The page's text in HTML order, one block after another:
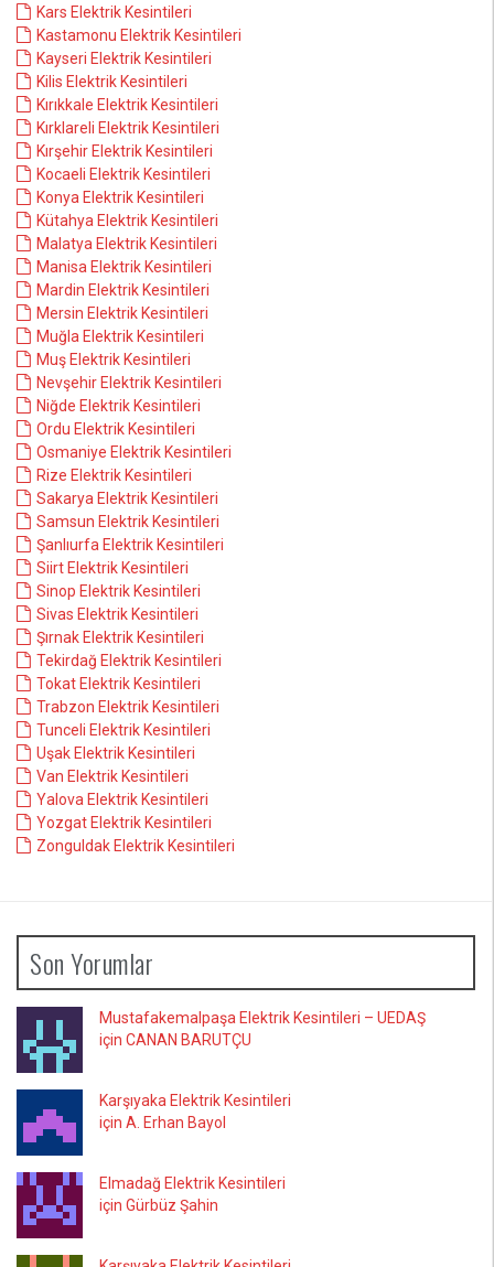
Kars Elektrik Kesintileri
Kastamonu Elektrik Kesintileri
Kayseri Elektrik Kesintileri
Kilis Elektrik Kesintileri
Kırıkkale Elektrik Kesintileri
Kırklareli Elektrik Kesintileri
Kırşehir Elektrik Kesintileri
Kocaeli Elektrik Kesintileri
Konya Elektrik Kesintileri
Kütahya Elektrik Kesintileri
Malatya Elektrik Kesintileri
Manisa Elektrik Kesintileri
Mardin Elektrik Kesintileri
Mersin Elektrik Kesintileri
Muğla Elektrik Kesintileri
Muş Elektrik Kesintileri
Nevşehir Elektrik Kesintileri
Niğde Elektrik Kesintileri
Ordu Elektrik Kesintileri
Osmaniye Elektrik Kesintileri
Rize Elektrik Kesintileri
Sakarya Elektrik Kesintileri
Samsun Elektrik Kesintileri
Şanlıurfa Elektrik Kesintileri
Siirt Elektrik Kesintileri
Sinop Elektrik Kesintileri
Sivas Elektrik Kesintileri
Şırnak Elektrik Kesintileri
Tekirdağ Elektrik Kesintileri
Tokat Elektrik Kesintileri
Trabzon Elektrik Kesintileri
Tunceli Elektrik Kesintileri
Uşak Elektrik Kesintileri
Van Elektrik Kesintileri
Yalova Elektrik Kesintileri
Yozgat Elektrik Kesintileri
Zonguldak Elektrik Kesintileri
Son Yorumlar
Mustafakemalpaşa Elektrik Kesintileri – UEDAŞ
için CANAN BARUTÇU
Karşıyaka Elektrik Kesintileri
için A. Erhan Bayol
Elmadağ Elektrik Kesintileri
için Gürbüz Şahin